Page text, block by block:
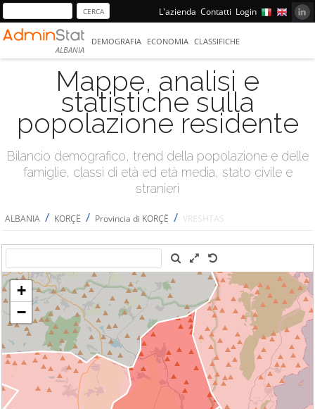
L'azienda Contatti Login
ALBANIA
DEMOGRAFIA ECONOMIA CLASSIFICHE
Mappe, analisi e
statistiche sulla
popolazione residente
Bilancio demografico, trend della popolazione e delle
famiglie, classi di età ed età media, stato civile e
stranieri
ALBANIA / KORÇË / Provincia di KORÇË / VRESHTAS